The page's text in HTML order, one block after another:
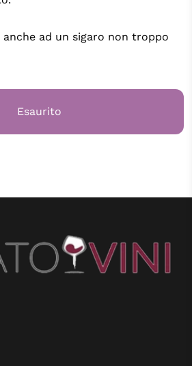
ad un sigaro non troppo
Esaurito